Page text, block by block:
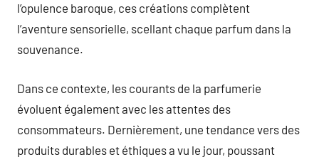
l’opulence baroque, ces créations complètent
l’aventure sensorielle, scellant chaque parfum dans la
souvenance.
Dans ce contexte, les courants de la parfumerie
évoluent également avec les attentes des
consommateurs. Dernièrement, une tendance vers des
produits durables et éthiques a vu le jour, poussant